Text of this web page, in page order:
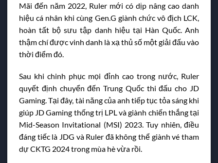
Mãi đến năm 2022, Ruler mới có dịp nâng cao danh
hiệu cá nhân khi cùng Gen.G giành chức vô địch LCK,
hoàn tất bộ sưu tập danh hiệu tại Hàn Quốc. Anh
thậm chí được vinh danh là xạ thủ số một giải đấu vào
thời điểm đó.
Sau khi chinh phục mọi đỉnh cao trong nước, Ruler
quyết định chuyển đến Trung Quốc thi đấu cho JD
Gaming. Tại đây, tài năng của anh tiếp tục tỏa sáng khi
giúp JD Gaming thống trị LPL và giành chiến thắng tại
Mid-Season Invitational (MSI) 2023. Tuy nhiên, điều
đáng tiếc là JDG và Ruler đã không thể giành vé tham
dự CKTG 2024 trong mùa hè vừa rồi.